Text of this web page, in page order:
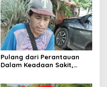
Pulang dari Perantauan
Dalam Keadaan Sakit,